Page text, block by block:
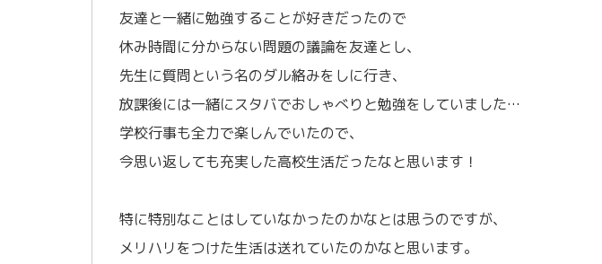
友達と一緒に勉強することが好きだったので
休み時間に分からない問題の議論を友達とし、
先生に質問という名のダル絡みをしに行き、
放課後には一緒にスタバでおしゃべりと勉強をしていました…
学校行事も全力で楽しんでいたので、
今思い返しても充実した高校生活だったなと思います！
特に特別なことはしていなかったのかなとは思うのですが、
メリハリをつけた生活は送れていたのかなと思います。